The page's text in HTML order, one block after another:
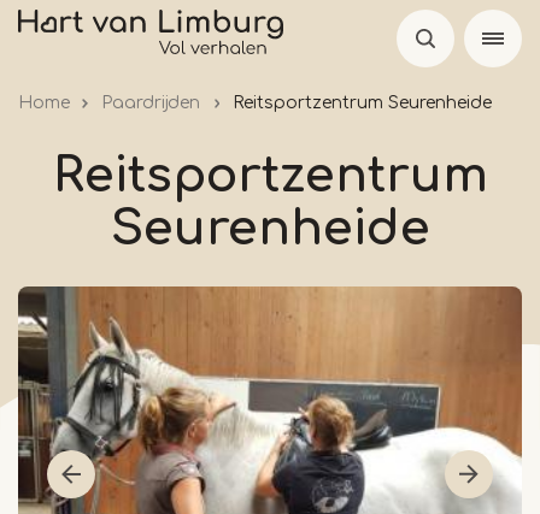
Skip
Home Paardrijden Reitsportzentrum Seurenheide
Reitsportzentrum
Seurenheide